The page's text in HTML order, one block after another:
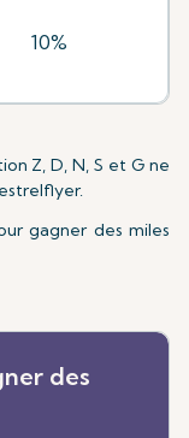
10%
Z, D, N, S et G ne
gagner des miles
des